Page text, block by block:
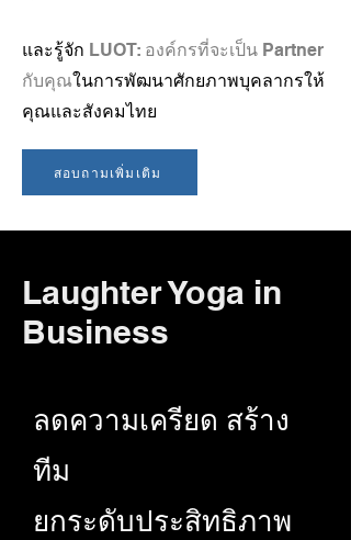
และรู้จัก LUOT: องค์กรที่จะเป็น Partner
กับคุณในการพัฒนาศักยภาพบุคลากรให้
คุณและสังคมไทย
สอบถามเพิ่มเติม
Laughter Yoga in
Business
ลดความเครียด สร้าง
ทีม
ยกระดับประสิทธิภาพ